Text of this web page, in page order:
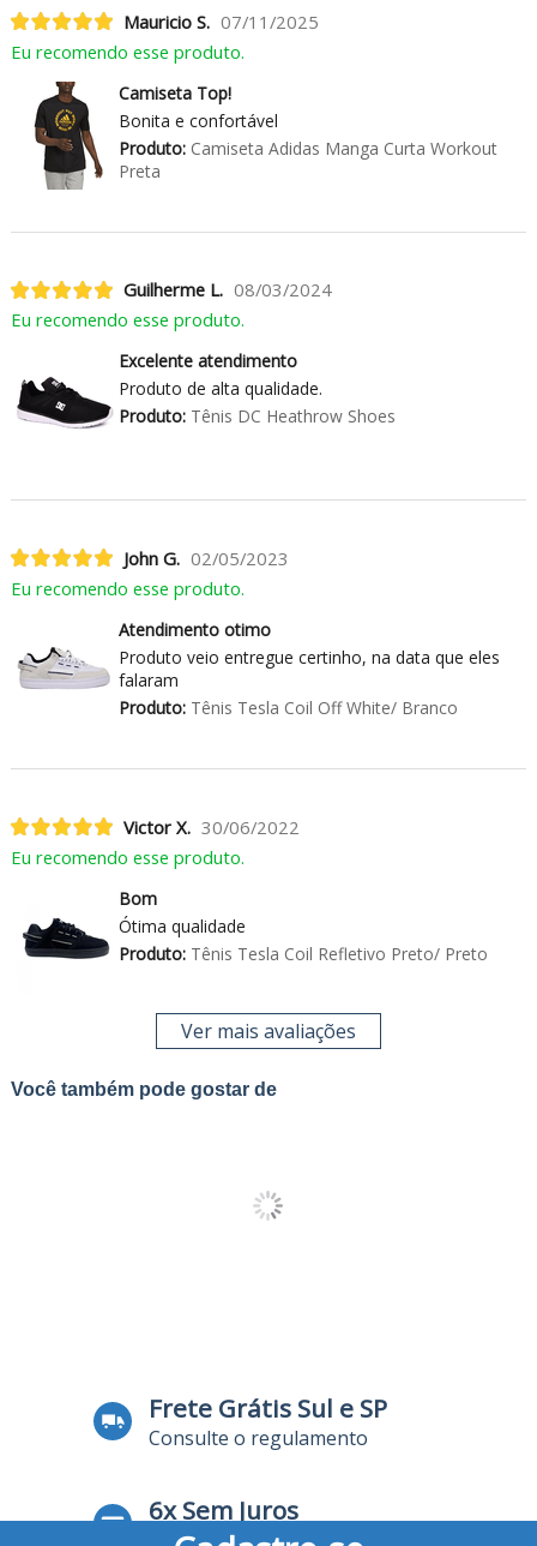
Mauricio S. 07/11/2025
Eu recomendo esse produto.
Camiseta Top!
Bonita e confortável
Produto:Camiseta Adidas Manga Curta Workout
Preta
Guilherme L. 08/03/2024
Eu recomendo esse produto.
Excelente atendimento
Produto de alta qualidade.
Produto:Tênis DC Heathrow Shoes
John G. 02/05/2023
Eu recomendo esse produto.
Atendimento otimo
Produto veio entregue certinho, na data que eles
falaram
Produto:Tênis Tesla Coil Off White/ Branco
Victor X. 30/06/2022
Eu recomendo esse produto.
Bom
Ótima qualidade
Produto:Tênis Tesla Coil Refletivo Preto/ Preto
Ver mais avaliações
Você também pode gostar de
Frete Grátis Sul e SP
Consulte o regulamento
6x Sem Juros
no Cartão de Crédito